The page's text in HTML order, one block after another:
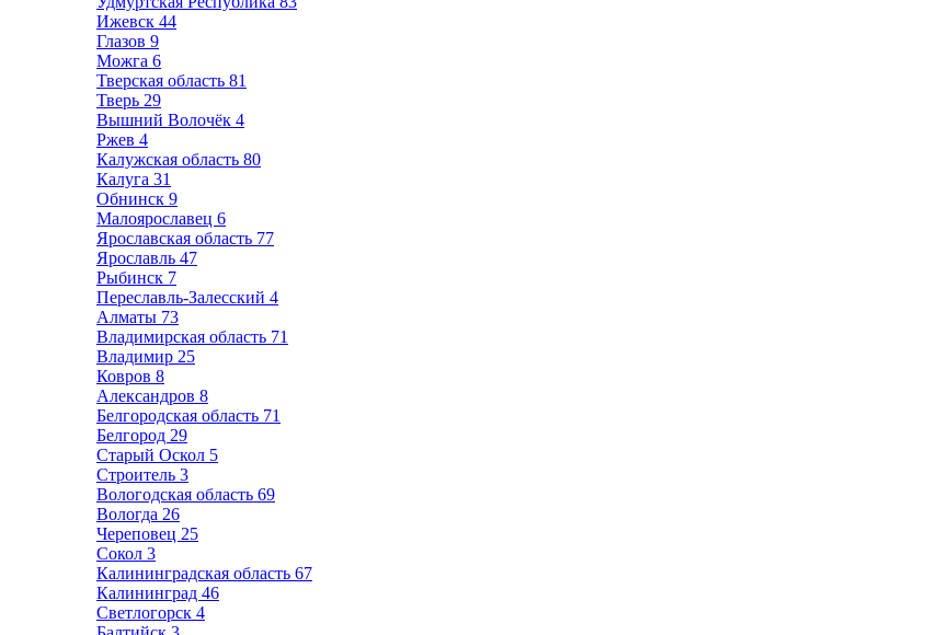
Ижевск 44
Глазов 9
Можга 6
Тверская область 81
Тверь 29
Вышний Волочёк 4
Ржев 4
Калужская область 80
Калуга 31
Обнинск 9
Малоярославец 6
Ярославская область 77
Ярославль 47
Рыбинск 7
Переславль-Залесский 4
Алматы 73
Владимирская область 71
Владимир 25
Ковров 8
Александров 8
Белгородская область 71
Белгород 29
Старый Оскол 5
Строитель 3
Вологодская область 69
Вологда 26
Череповец 25
Сокол 3
Калининградская область 67
Калининград 46
Светлогорск 4